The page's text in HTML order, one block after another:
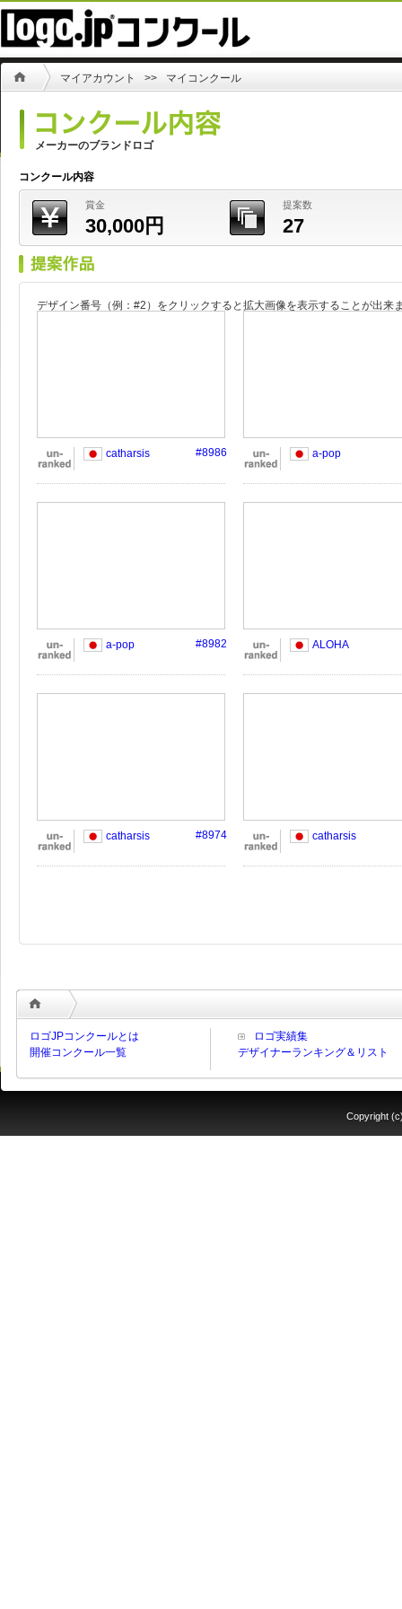
マイアカウント >> マイコンクール
メーカーのブランドロゴ
コンクール内容
賞金
30,000円
提案数
27
デザイン番号（例：#2）をクリックすると拡大画像を表示することが出来
catharsis #8986 a-pop
a-pop #8982 ALOHA
catharsis #8974 catharsis
ロゴJPコンクールとは
開催コンクール一覧
ロゴ実績集
デザイナーランキング＆リスト
Copyright